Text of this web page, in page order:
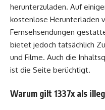
herunterzuladen. Auf
kostenlose Herunterladen
Fernsehsendungen
bietet jedoch tatsächlich
und Filme. Auch die
ist die Seite berüchtigt.
Warum gilt 1337x als